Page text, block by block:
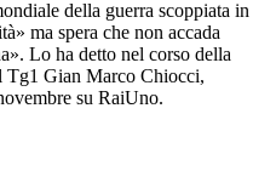
della guerra scoppiata in
ma spera che non accada
Lo ha detto nel corso della
Tg1 Gian Marco Chiocci,
su RaiUno.